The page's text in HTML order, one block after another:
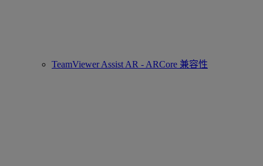
TeamViewer Assist AR - ARCore 兼容性